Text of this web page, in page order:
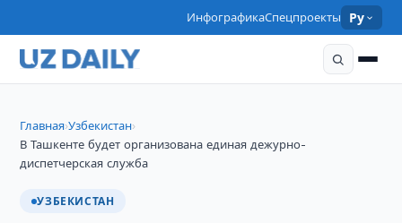
ИнфографикаСпецпроекты Ру
Главная›Узбекистан›
В Ташкенте будет организована единая дежурно-
диспетчерская служба
УЗБЕКИСТАН